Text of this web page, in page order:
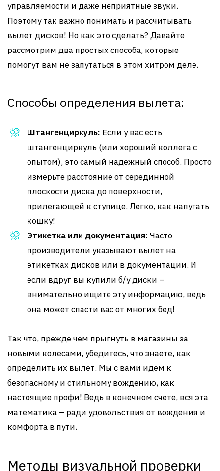
управляемости и даже неприятные звуки.
Поэтому так важно понимать и рассчитывать
вылет дисков! Но как это сделать? Давайте
рассмотрим два простых способа, которые
помогут вам не запутаться в этом хитром деле.
Способы определения вылета:
Штангенциркуль: Если у вас есть
штангенциркуль (или хороший коллега с
опытом), это самый надежный способ. Просто
измерьте расстояние от серединной
плоскости диска до поверхности,
прилегающей к ступице. Легко, как напугать
кошку!
Этикетка или документация: Часто
производители указывают вылет на
этикетках дисков или в документации. И
если вдруг вы купили б/у диски –
внимательно ищите эту информацию, ведь
она может спасти вас от многих бед!
Так что, прежде чем прыгнуть в магазины за
новыми колесами, убедитесь, что знаете, как
определить их вылет. Мы с вами идем к
безопасному и стильному вождению, как
настоящие профи! Ведь в конечном счете, вся эта
математика – ради удовольствия от вождения и
комфорта в пути.
Методы визуальной проверки